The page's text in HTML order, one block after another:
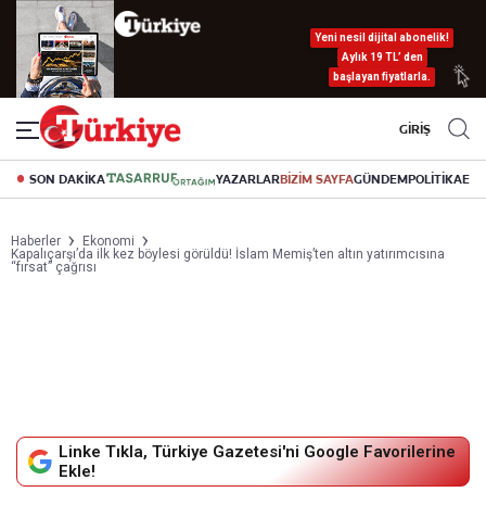
Yeni nesil dijital abonelik!
Aylık 19 TL’ den
başlayan fiyatlarla.
GİRİŞ
SON DAKİKA YAZARLARBİZİM SAYFAGÜNDEMPOLİTİKA
Haberler
Ekonomi
Kapalıçarşı’da ilk kez böylesi görüldü! İslam Memiş’ten altın yatırımcısına
“fırsat” çağrısı
Linke Tıkla, Türkiye Gazetesi'ni Google Favorilerine
Ekle!